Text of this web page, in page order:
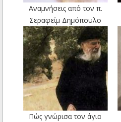
Αναμνήσεις από τον π.
Σεραφείμ Δημόπουλο
Πώς γνώρισα τον άγιο